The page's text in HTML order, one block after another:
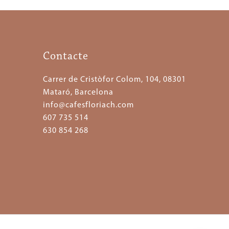
Contacte
Carrer de Cristòfor Colom, 104, 08301
Mataró, Barcelona
info@cafesfloriach.com
607 735 514
630 854 268